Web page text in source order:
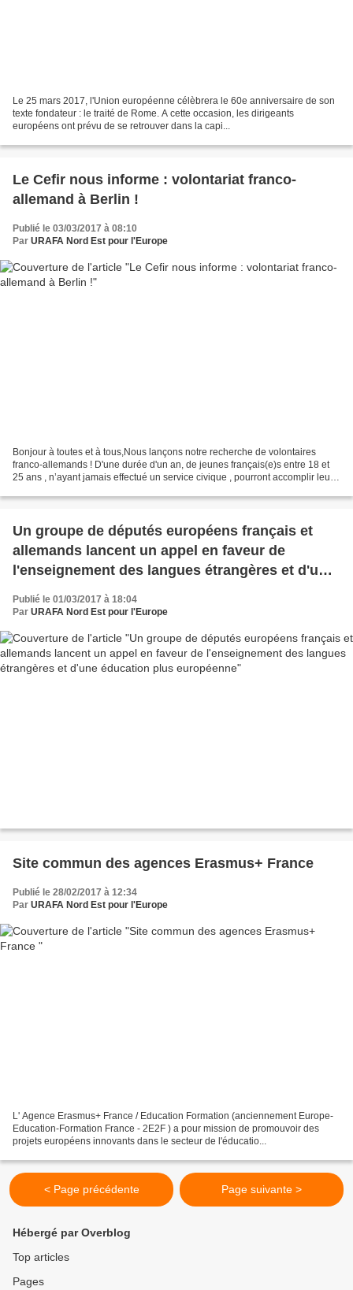
Le 25 mars 2017, l'Union européenne célèbrera le 60e anniversaire de son
texte fondateur : le traité de Rome. A cette occasion, les dirigeants
européens ont prévu de se retrouver dans la capi...
Le Cefir nous informe : volontariat franco-
allemand à Berlin !
Publié le 03/03/2017 à 08:10
Par URAFA Nord Est pour l'Europe
Bonjour à toutes et à tous,Nous lançons notre recherche de volontaires
franco-allemands ! D'une durée d'un an, de jeunes français(e)s entre 18 et
25 ans , n’ayant jamais effectué un service civique , pourront accomplir leur
Un groupe de députés européens français et
allemands lancent un appel en faveur de
l'enseignement des langues étrangères et d'une
Publié le 01/03/2017 à 18:04
Par URAFA Nord Est pour l'Europe
Site commun des agences Erasmus+ France
Publié le 28/02/2017 à 12:34
Par URAFA Nord Est pour l'Europe
L' Agence Erasmus+ France / Education Formation (anciennement Europe-
Education-Formation France - 2E2F ) a pour mission de promouvoir des
projets européens innovants dans le secteur de l'éducatio...
< Page précédente Page suivante >
Hébergé par Overblog
Top articles
Pages